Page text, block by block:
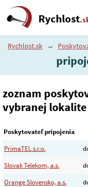
Rychlost
Rychlost.sk →
zoznam
vybranej lokalite
Poskytovateľ pripojenia
PrimaTEL s.r.o.
Slovak Telekom, a.s.
Orange Slovensko, a.s.